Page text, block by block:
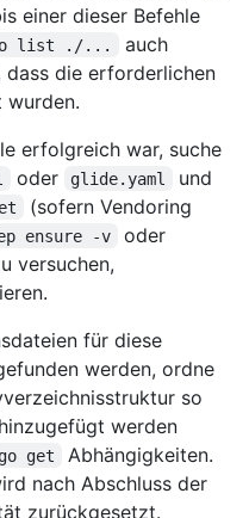
einer dieser Befehle
list ./...
auch
die erforderlichen
wurden.
erfolgreich war, suche
oder glide.yaml
und
(sofern Vendoring
ensure -v oder
versuchen,
für diese
werden, ordne
so
hinzugefügt werden
go get
Abhängigkeiten.
nach Abschluss der
zurückgesetzt.